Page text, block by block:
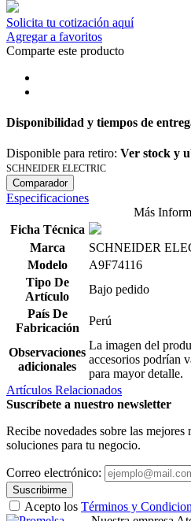
Solicita tu cotización aquí
Agregar a favoritos
Comparte este producto
Disponibilidad y tiempos de
Disponible para retiro: Ver stock y
SCHNEIDER ELECTRIC
Comparador
Especificaciones
Más
Ficha Técnica
Marca
SCHNEIDER
Modelo
A9F74116
Tipo De
Artículo
Bajo pedido
País De
Fabricación
Perú
Observaciones
adicionales
La imagen del
accesorios podrían
para mayor detalle.
Artículos Relacionados
Suscríbete a nuestro newsletter
Recibe novedades sobre las mejores
soluciones para tu negocio.
Correo electrónico:
Suscribirme
Acepto los Términos y